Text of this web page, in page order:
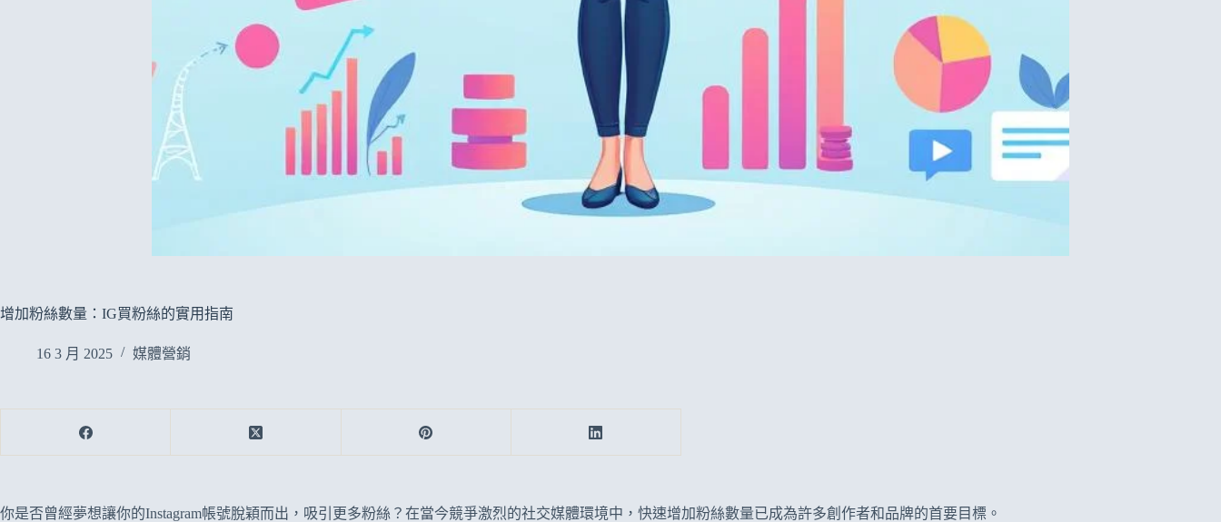
增加粉絲數量：IG買粉絲的實用指南
16 3 月 2025 媒體營銷
你是否曾經夢想讓你的Instagram帳號脫穎而出，吸引更多粉絲？在當今競爭激烈的社交媒體環境中，快速增加粉絲數量已成為許多創作者和品牌的首要目標。